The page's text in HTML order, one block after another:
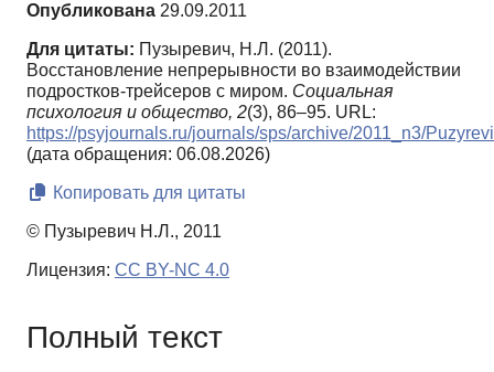
Опубликована 29.09.2011
Для цитаты: Пузыревич, Н.Л. (2011).
Восстановление непрерывности во взаимодействии
подростков-трейсеров с миром. Социальная
психология и общество, 2(3), 86–95. URL:
https://psyjournals.ru/journals/sps/archive/2011_n3/
(дата обращения: 06.08.2026)
Копировать для цитаты
© Пузыревич Н.Л., 2011
Лицензия: CC BY-NC 4.0
Полный текст